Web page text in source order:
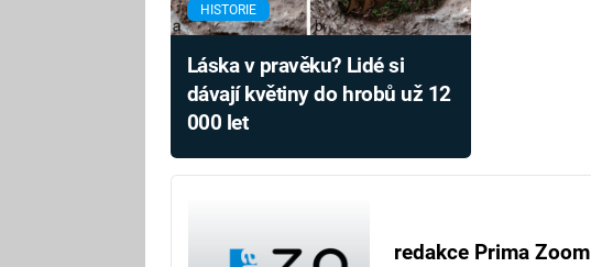
HISTORIE
Láska v pravěku? Lidé si
dávají květiny do hrobů už 12
000 let
redakce Prima Zoom